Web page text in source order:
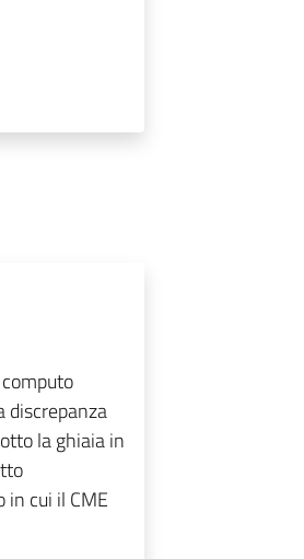
la ghiaia in
in cui il CME